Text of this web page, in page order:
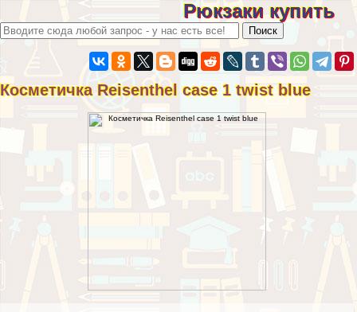
Рюкзаки купить
Косметичка Reisenthel case 1 twist blue